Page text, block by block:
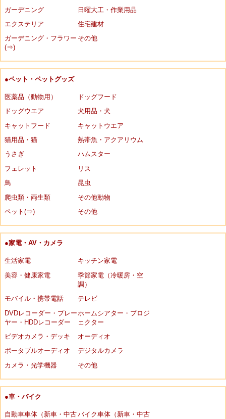
ガーデニング
日曜大工・作業用品
エクステリア
住宅建材
ガーデニング・フラワー
(⇒)
その他
●ペット・ペットグッズ
医薬品（動物用）
ドッグフード
ドッグウエア
犬用品・犬
キャットフード
キャットウエア
猫用品・猫
熱帯魚・アクアリウム
うさぎ
ハムスター
フェレット
リス
鳥
昆虫
爬虫類・両生類
その他動物
ペット(⇒)
その他
●家電・AV・カメラ
生活家電
キッチン家電
美容・健康家電
季節家電（冷暖房・空
調）
モバイル・携帯電話
テレビ
DVDレコーダー・プレー
ヤー・HDDレコーダー
ホームシアター・プロジ
ェクター
ビデオカメラ・デッキ
オーディオ
ポータブルオーディオ
デジタルカメラ
カメラ・光学機器
その他
●車・バイク
自動車車体（新車・中古バイク車体（新車・中古